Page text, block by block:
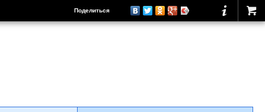
Поделиться